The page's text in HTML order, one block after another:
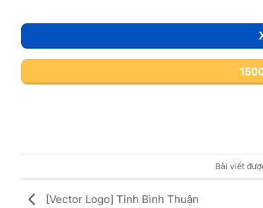
Bài viết
[Vector Logo] Tỉnh Bình Thuận